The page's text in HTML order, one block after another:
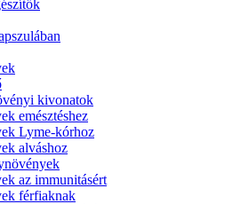
kivonatok
emésztéshez
Lyme-kórhoz
alváshoz
az immunitásért
férfiaknak